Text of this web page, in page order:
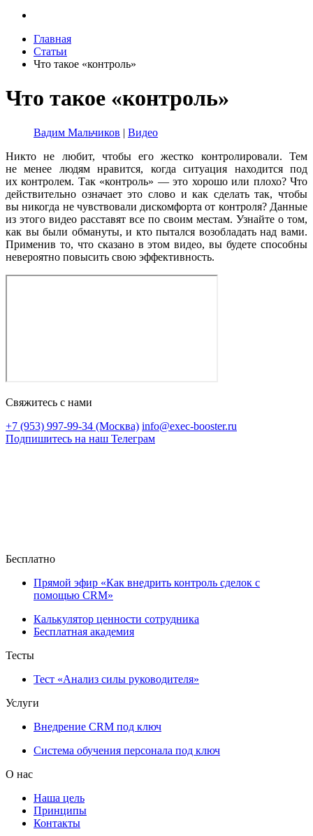
Главная
Статьи
Что такое «контроль»
Что такое «контроль»
Вадим Мальчиков | Видео
Никто не любит, чтобы его жестко контролировали. Тем
не менее людям нравится, когда ситуация находится под
их контролем. Так «контроль» — это хорошо или плохо? Что
действительно означает это слово и как сделать так, чтобы
вы никогда не чувствовали дискомфорта от контроля? Данные
из этого видео расставят все по своим местам. Узнайте о том,
как вы были обмануты, и кто пытался возобладать над вами.
Применив то, что сказано в этом видео, вы будете способны
невероятно повысить свою эффективность.
Свяжитесь с нами
+7 (953) 997-99-34 (Москва) info@exec-booster.ru
Подпишитесь на наш Телеграм
Бесплатно
Прямой эфир «Как внедрить контроль сделок с
помощью CRM»
Калькулятор ценности сотрудника
Бесплатная академия
Тесты
Тест «Анализ силы руководителя»
Услуги
Внедрение CRM под ключ
Система обучения персонала под ключ
О нас
Наша цель
Принципы
Контакты